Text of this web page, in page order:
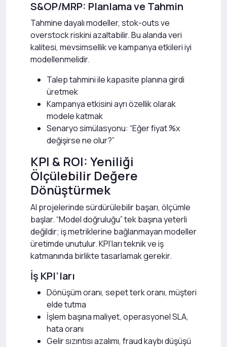
S&OP/MRP: Planlama ve Tahmin
Tahmine dayalı modeller, stok-outs ve
overstock riskini azaltabilir. Bu alanda veri
kalitesi, mevsimsellik ve kampanya etkileri iyi
modellenmelidir.
Talep tahmini ile kapasite planına girdi
üretmek
Kampanya etkisini ayrı özellik olarak
modele katmak
Senaryo simülasyonu: “Eğer fiyat %x
değişirse ne olur?”
KPI & ROI: Yeniliği
Ölçülebilir Değere
Dönüştürmek
AI projelerinde sürdürülebilir başarı, ölçümle
başlar. “Model doğruluğu” tek başına yeterli
değildir; iş metriklerine bağlanmayan modeller
üretimde unutulur. KPI’ları teknik ve iş
katmanında birlikte tasarlamak gerekir.
İş KPI’ları
Dönüşüm oranı, sepet terk oranı, müşteri
elde tutma
İşlem başına maliyet, operasyonel SLA,
hata oranı
Gelir sızıntısı azalımı, fraud kaybı düşüşü